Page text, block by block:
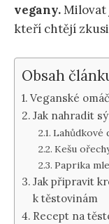
vegany.Milovat
kteří chtějí
Obsah
Veganské
Jak nahradit
Lahůdkové
Kešu
Paprika
Jak připravit
k těstovinám
Recept na